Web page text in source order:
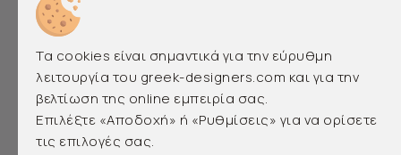
EMERGING AND LUXURY GREEK DESIGNERS
Τα cookies είναι σημαντικά για την εύρυθμη
λειτουργία του greek-designers.com και για την
βελτίωση της online εμπειρία σας.
Επιλέξτε «Αποδοχή» ή «Ρυθμίσεις» για να ορίσετε
τις επιλογές σας.